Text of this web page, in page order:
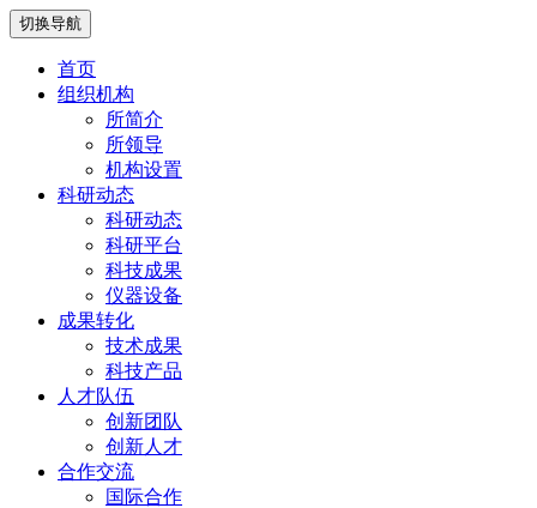
切换导航
首页
组织机构
所简介
所领导
机构设置
科研动态
科研动态
科研平台
科技成果
仪器设备
成果转化
技术成果
科技产品
人才队伍
创新团队
创新人才
合作交流
国际合作